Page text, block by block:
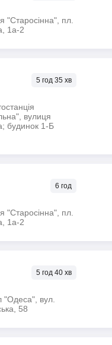
"Старосінна", пл.
1а-2
5 год35 хв
вулиця
будинок 1-Б
6 год
"Старосінна", пл.
1а-2
5 год40 хв
"Одеса", вул.
58